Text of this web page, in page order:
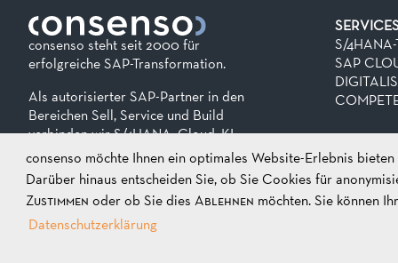
consenso möchte Ihnen ein optimales Website-Erlebnis
Darüber hinaus entscheiden Sie, ob Sie Cookies für
Zustimmen oder ob Sie dies Ablehnen möchten. Sie können
Datenschutzerklärung
consenso steht seit 2000 für
erfolgreiche SAP-Transformation.
Als autorisierter SAP-Partner in den
Bereichen Sell, Service und Build
verbinden wir S/4HANA, Cloud, KI
und Automatisierung zu integrierten
Lösungen mit echtem Mehrwert.
Rethinking SAP. Creating value.
S/
SAP